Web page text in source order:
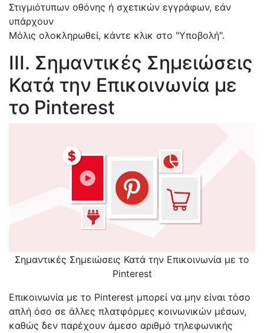
Στιγμιότυπων οθόνης ή σχετικών εγγράφων, εάν
υπάρχουν
Μόλις ολοκληρωθεί, κάντε κλικ στο "Υποβολή".
III. Σημαντικές Σημειώσεις
Κατά την Επικοινωνία με
το Pinterest
Σημαντικές Σημειώσεις Κατά την Επικοινωνία με το
Pinterest
Επικοινωνία με το Pinterest μπορεί να μην είναι τόσο
απλή όσο σε άλλες πλατφόρμες κοινωνικών μέσων,
καθώς δεν παρέχουν άμεσο αριθμό τηλεφωνικής